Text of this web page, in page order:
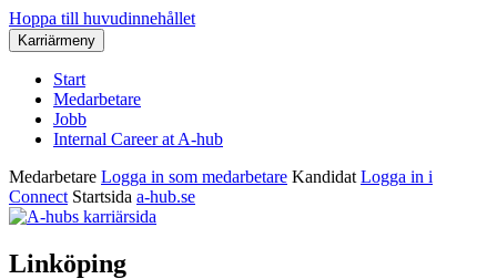
Hoppa till huvudinnehållet
Karriärmeny
Start
Medarbetare
Jobb
Internal Career at A-hub
Medarbetare Logga in som medarbetare Kandidat Logga in i
Connect Startsida a-hub.se
Linköping